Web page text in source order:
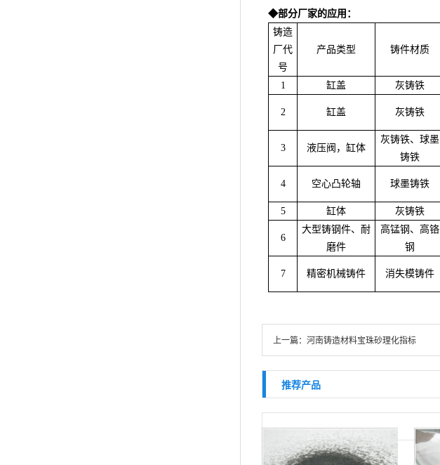
◆部分厂家的应用：
铸造
厂代
号
产品类型 铸件材质
1 缸盖 灰铸铁
2 缸盖 灰铸铁
3 液压阀，缸体
灰铸铁、球墨
铸铁
4 空心凸轮轴 球墨铸铁
5
缸体 灰铸铁
6
大型铸钢件、耐
磨件
高锰钢、高铬
钢
7 精密机械铸件 消失模铸件
上一篇： 河南铸造材料宝珠砂理化指标
推荐产品